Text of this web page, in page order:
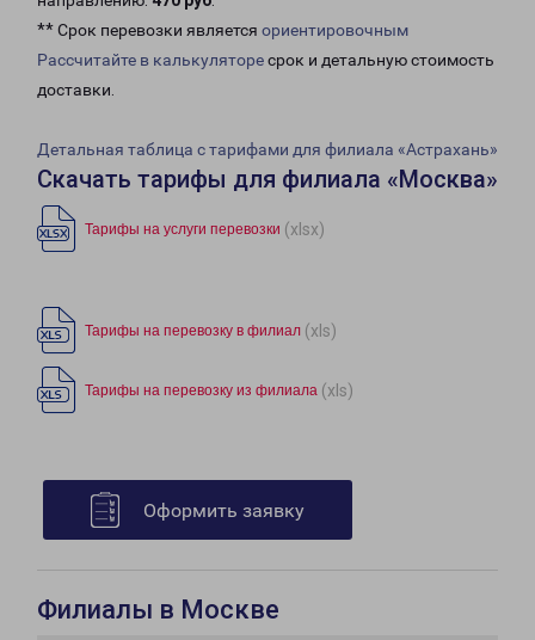
** Срок перевозки является ориентировочным
Рассчитайте в калькуляторесрок и детальную стоимость
доставки.
Детальная таблица с тарифами для филиала «Астрахань»
Скачать тарифы для филиала «Москва»
Тарифы на услуги перевозки (xlsx)
Тарифы на перевозку в филиал (xls)
Тарифы на перевозку из филиала (xls)
Оформить заявку
Филиалы в Москве